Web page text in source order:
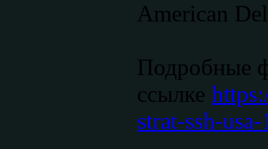
American
Подробные
ссылке
strat-ssh-